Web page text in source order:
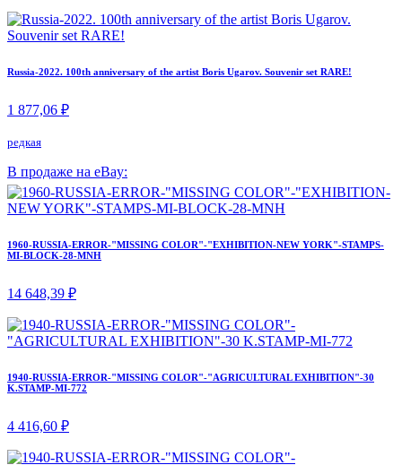
Russia-2022. 100th anniversary of the artist Boris Ugarov. Souvenir set RARE!
1 877,06 ₽
редкая
В продаже на eBay:
1960-RUSSIA-ERROR-"MISSING COLOR"-"EXHIBITION-NEW YORK"-STAMPS-
MI-BLOCK-28-MNH
14 648,39 ₽
1940-RUSSIA-ERROR-"MISSING COLOR"-"AGRICULTURAL EXHIBITION"-30
K.STAMP-MI-772
4 416,60 ₽